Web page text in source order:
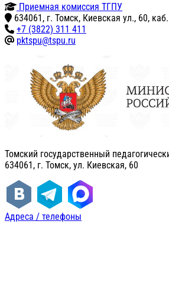
Приемная комиссия ТГПУ
634061, г. Томск, Киевская ул., 60,
+7 (3822) 311 411
pktspu@tspu.ru
Томский государственный
634061, г. Томск, ул. Киевская, 60
Адреса / телефоны